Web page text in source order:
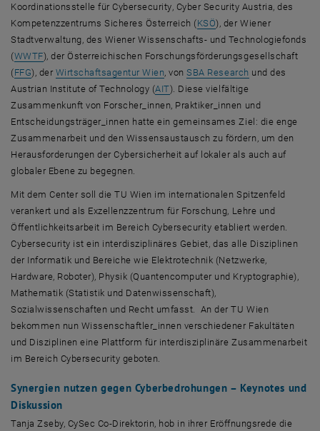
Koordinationsstelle für Cybersecurity Cyber Security Austria , des
Kompetenzzentrums Sicheres Österreich (KSÖ, öffnet eine externe
), der Wiener
Stadtverwaltung, des Wiener Wissenschafts- und Technologiefonds
(WWTF, öffnet eine externe URL in einem neuen Fenster
), der Österreichischen Forschungsförderungsgesellschaft
(FFG, öffnet eine externe URL in einem neuen Fenster
), der Wirtschaftsagentur Wien , öffnet eine externe URL in einem
, vonSBA Research , öffnet eine
und des
Austrian Institute of Technology (AIT, öffnet eine externe URL in einem
). Diese vielfältige
Zusammenkunft von Forscher_innen, Praktiker_innen und
Entscheidungsträger_innen hatte ein gemeinsames Ziel: die enge
Zusammenarbeit und den Wissensaustausch zu fördern, um den
Herausforderungen der Cybersicherheit auf lokaler als auch auf
globaler Ebene zu begegnen.
Mit dem Center soll die TU Wien im internationalen Spitzenfeld
verankert und als Exzellenzzentrum für Forschung, Lehre und
Öffentlichkeitsarbeit im Bereich Cybersecurity etabliert werden.
Cybersecurity ist ein interdisziplinäres Gebiet, das alle Disziplinen
der Informatik und Bereiche wie Elektrotechnik (Netzwerke,
Hardware, Roboter), Physik (Quantencomputer und Kryptographie),
Mathematik (Statistik und Datenwissenschaft),
Sozialwissenschaften und Recht umfasst. An der TU Wien
bekommen nun Wissenschaftler_innen verschiedener Fakultäten
und Disziplinen eine Plattform für interdisziplinäre Zusammenarbeit
im Bereich Cybersecurity geboten.
Synergien nutzen gegen Cyberbedrohungen – Keynotes und
Diskussion
Tanja Zseby, CySec Co-Direktorin, hob in ihrer Eröffnungsrede die